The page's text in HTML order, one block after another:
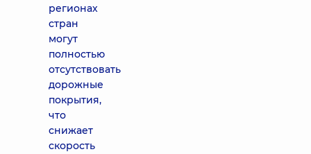
регионах
стран
могут
полностью
отсутствовать
дорожные
покрытия,
что
снижает
скорость